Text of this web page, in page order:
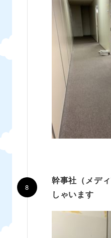
幹事社（メデ
しゃいます